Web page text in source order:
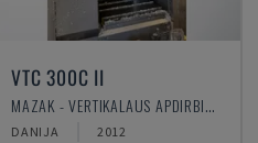
VTC 300C II
MAZAK - VERTIKALAUS APDIRBIMO CENTRAS
DANIJA 2012